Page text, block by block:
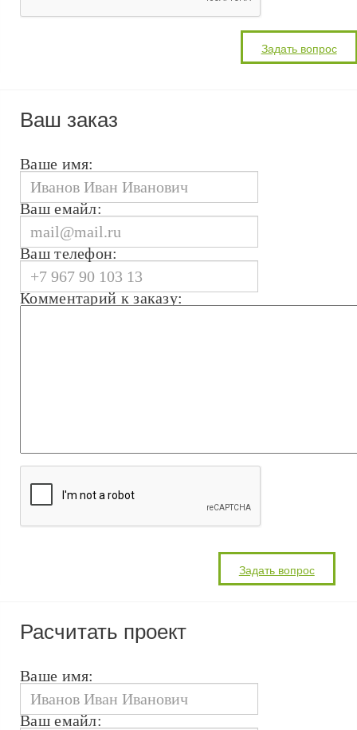
Ваш заказ
Ваше имя:
Ваш емайл:
Ваш телефон:
Комментарий к заказу:
Расчитать проект
Ваше имя:
Ваш емайл: